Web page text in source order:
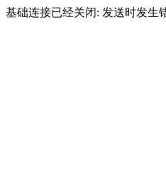
基础连接已经关闭: 发送时发生